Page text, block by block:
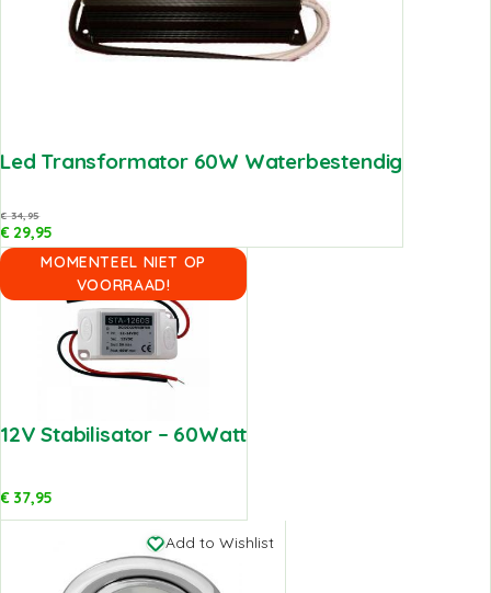
Led Transformator 60W Waterbestendig
€34,95
€29,95
MOMENTEEL NIET OP
VOORRAAD!
Add to Wishlist
12V Stabilisator – 60Watt
€37,95
Add to Wishlist